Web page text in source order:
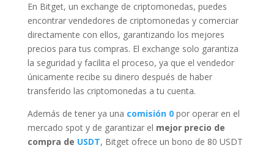
En Bitget, un exchange de criptomonedas, puedes
encontrar vendedores de criptomonedas y comerciar
directamente con ellos, garantizando los mejores
precios para tus compras. El exchange solo garantiza
la seguridad y facilita el proceso, ya que el vendedor
únicamente recibe su dinero después de haber
transferido las criptomonedas a tu cuenta.
Además de tener ya una comisión 0 por operar en el
mercado spot y de garantizar el mejor precio de
compra de USDT, Bitget ofrece un bono de 80 USDT